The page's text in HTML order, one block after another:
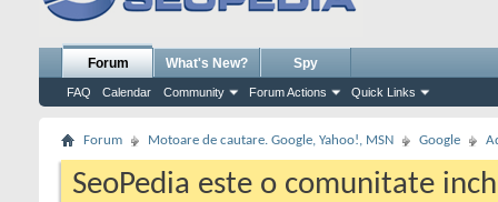
Forum
FAQ Calendar Community Forum Actions Quick Links
What's New? Spy
Forum Motoare de cautare. Google, Yahoo!, MSN Google
SeoPedia este o comunitate